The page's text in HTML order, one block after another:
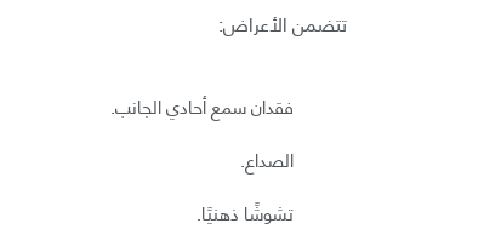
تتضمن الأعراض:
فقدان سمع أحادي الجانب.
الصداع.
تشوشًا ذهنيًا.